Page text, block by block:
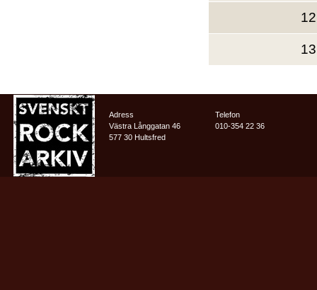
Adress
Västra Långgatan 46
577 30 Hultsfred
Telefon
010-354 22 36